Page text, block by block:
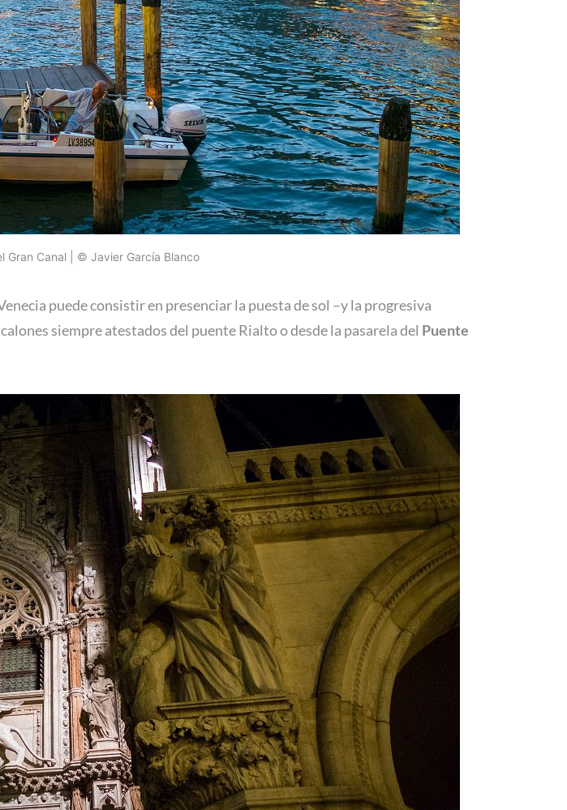
Gran Canal | © Javier García Blanco
puede consistir en presenciar la puesta de sol –y la progresiva
siempre atestados del puente Rialto o desde la pasarela del Puente